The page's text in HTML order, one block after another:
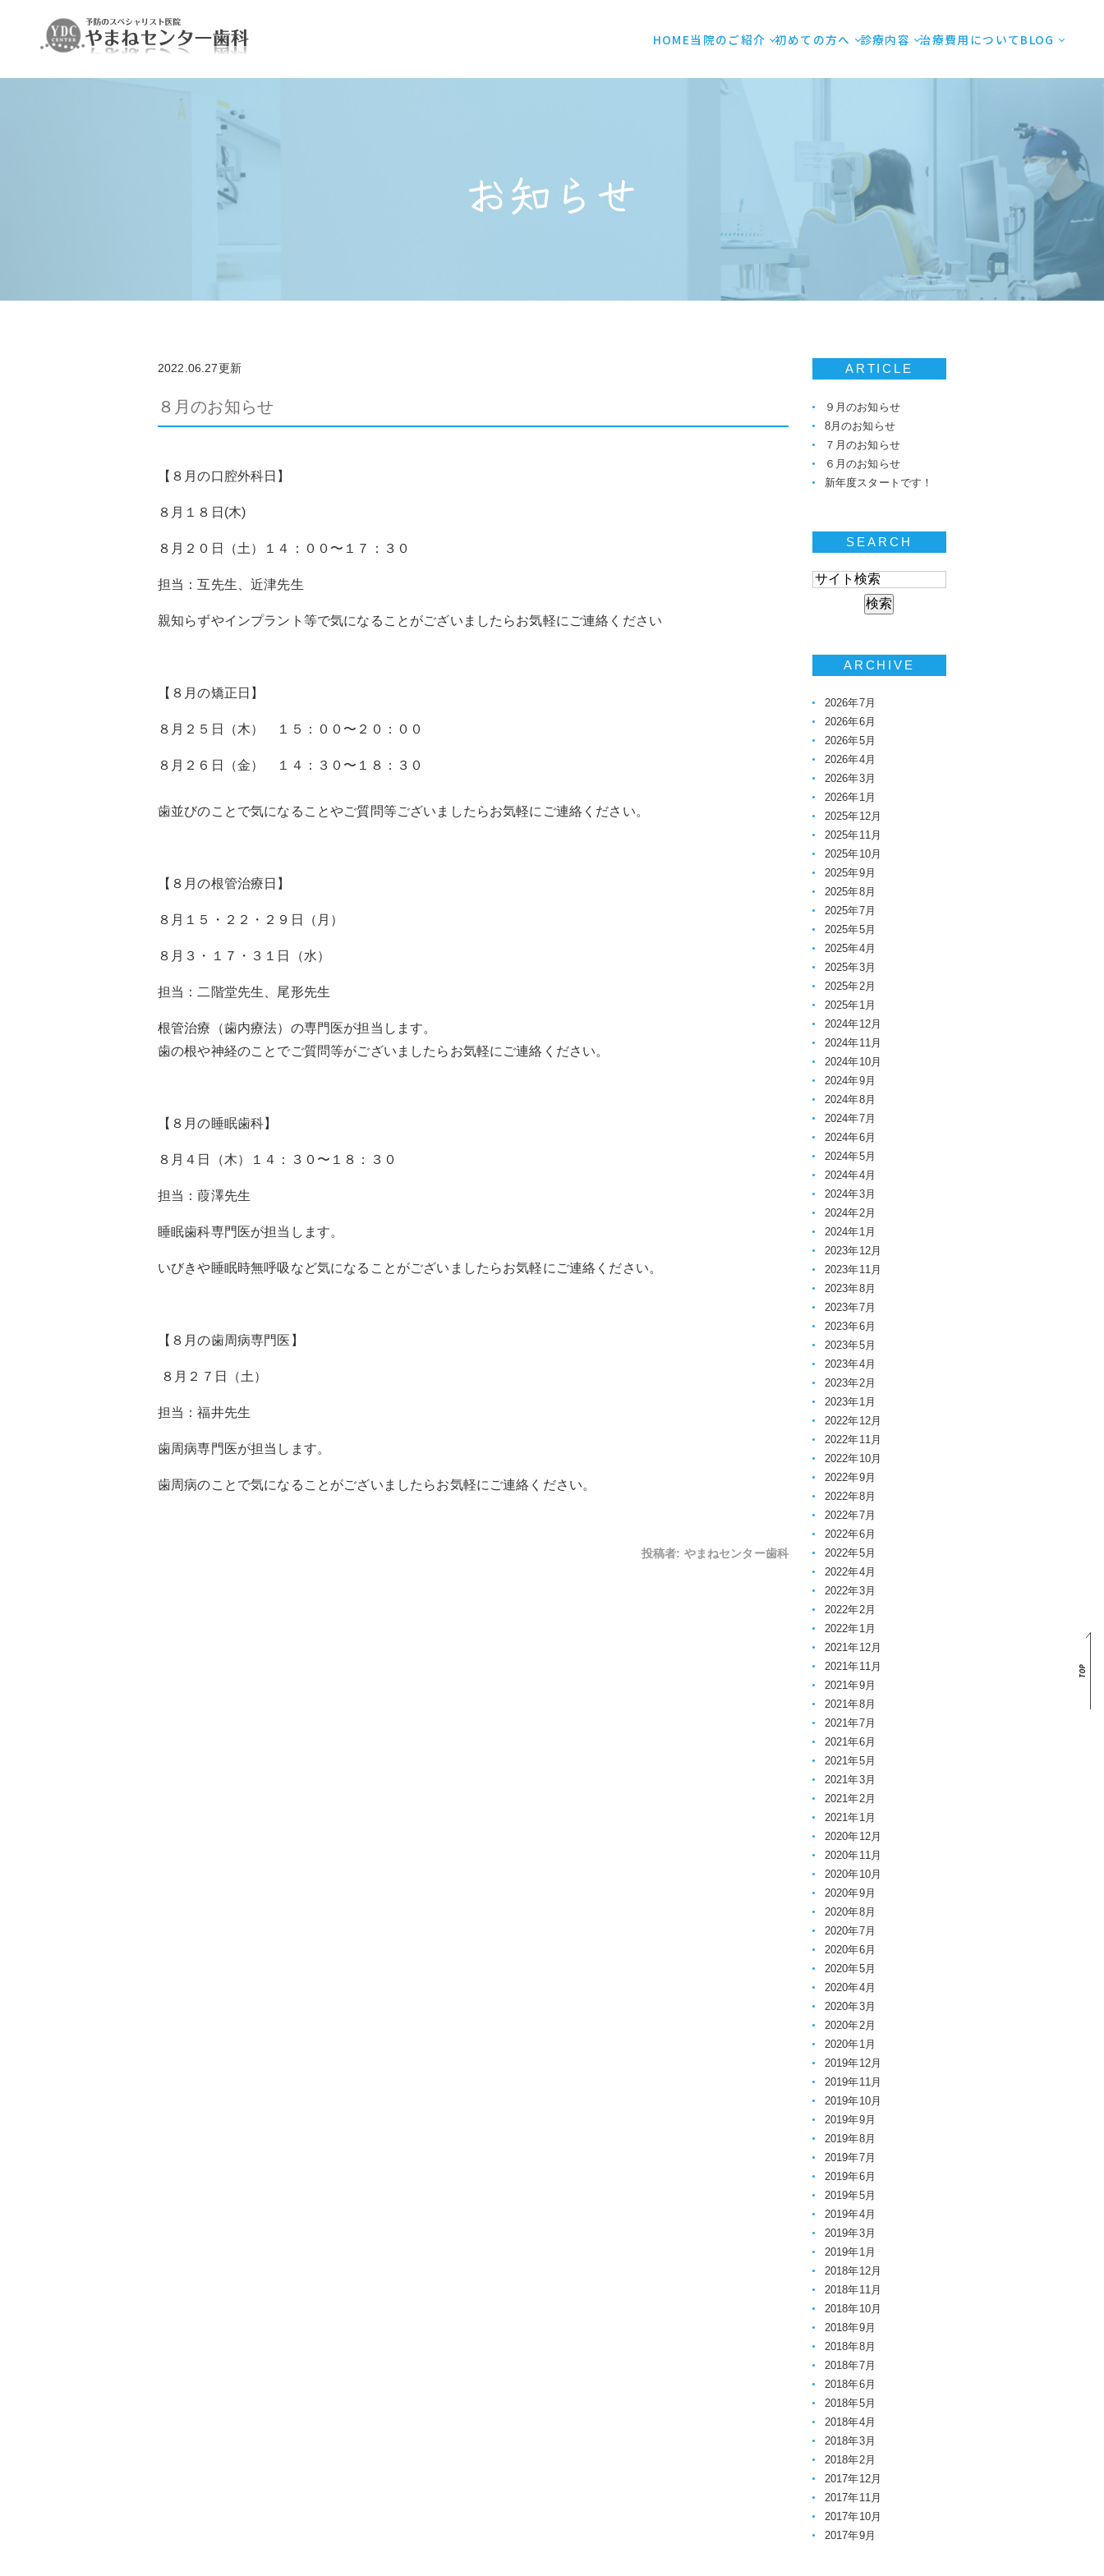
HOME当院のご紹介 初めての方へ 診療内容 治療費用についてBLOG
お知らせ
2022.06.27更新
８月のお知らせ
【８月の口腔外科日】
８月１８日(木)
８月２０日（土）１４：００〜１７：３０
担当：互先生、近津先生
親知らずやインプラント等で気になることがございましたらお気軽にご連絡ください
【８月の矯正日】
８月２５日（木） １５：００〜２０：００
８月２６日（金） １４：３０〜１８：３０
歯並びのことで気になることやご質問等ございましたらお気軽にご連絡ください。
【８月の根管治療日】
８月１５・２２・２９日（月）
８月３・１７・３１日（水）
担当：二階堂先生、尾形先生
根管治療（歯内療法）の専門医が担当します。
歯の根や神経のことでご質問等がございましたらお気軽にご連絡ください。
【８月の睡眠歯科】
８月４日（木）１４：３０〜１８：３０
担当：葭澤先生
睡眠歯科専門医が担当します。
いびきや睡眠時無呼吸など気になることがございましたらお気軽にご連絡ください。
【８月の歯周病専門医】
８月２７日（土）
担当：福井先生
歯周病専門医が担当します。
歯周病のことで気になることがございましたらお気軽にご連絡ください。
投稿者: やまねセンター歯科
ARTICLE
９月のお知らせ
8月のお知らせ
７月のお知らせ
６月のお知らせ
新年度スタートです！
SEARCH
ARCHIVE
2026年7月
2026年6月
2026年5月
2026年4月
2026年3月
2026年1月
2025年12月
2025年11月
2025年10月
2025年9月
2025年8月
2025年7月
2025年5月
2025年4月
2025年3月
2025年2月
2025年1月
2024年12月
2024年11月
2024年10月
2024年9月
2024年8月
2024年7月
2024年6月
2024年5月
2024年4月
2024年3月
2024年2月
2024年1月
2023年12月
2023年11月
2023年8月
2023年7月
2023年6月
2023年5月
2023年4月
2023年2月
2023年1月
2022年12月
2022年11月
2022年10月
2022年9月
2022年8月
2022年7月
2022年6月
2022年5月
2022年4月
2022年3月
2022年2月
2022年1月
2021年12月
2021年11月
2021年9月
2021年8月
2021年7月
2021年6月
2021年5月
2021年3月
2021年2月
2021年1月
2020年12月
2020年11月
2020年10月
2020年9月
2020年8月
2020年7月
2020年6月
2020年5月
2020年4月
2020年3月
2020年2月
2020年1月
2019年12月
2019年11月
2019年10月
2019年9月
2019年8月
2019年7月
2019年6月
2019年5月
2019年4月
2019年3月
2019年1月
2018年12月
2018年11月
2018年10月
2018年9月
2018年8月
2018年7月
2018年6月
2018年5月
2018年4月
2018年3月
2018年2月
2017年12月
2017年11月
2017年10月
2017年9月